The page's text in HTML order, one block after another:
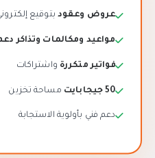
عروض وعقودبتوقيع
مواعيد ومكالمات وتذاكر
فواتير متكررة واشتراكات
50 جيجابايت مساحة تخزين
دعم فني بأولوية الاستجابة